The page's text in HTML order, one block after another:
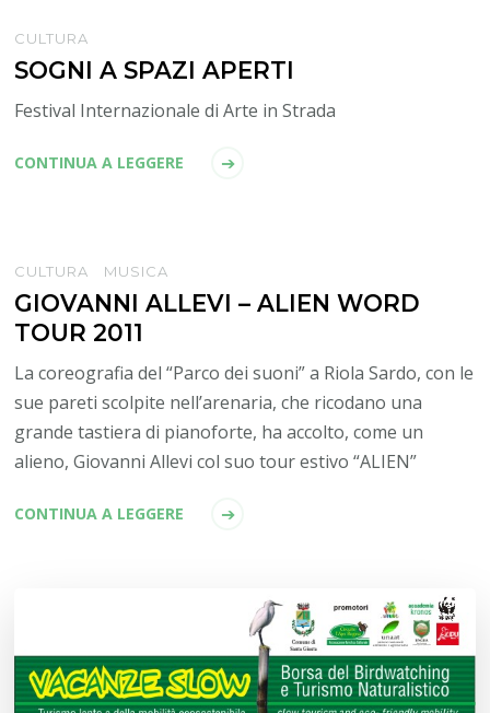
CULTURA
SOGNI A SPAZI APERTI
Festival Internazionale di Arte in Strada
CONTINUA A LEGGERE
CULTURA MUSICA
GIOVANNI ALLEVI – ALIEN WORD
TOUR 2011
La coreografia del “Parco dei suoni” a Riola Sardo, con le
sue pareti scolpite nell’arenaria, che ricodano una
grande tastiera di pianoforte, ha accolto, come un
alieno, Giovanni Allevi col suo tour estivo “ALIEN”
CONTINUA A LEGGERE